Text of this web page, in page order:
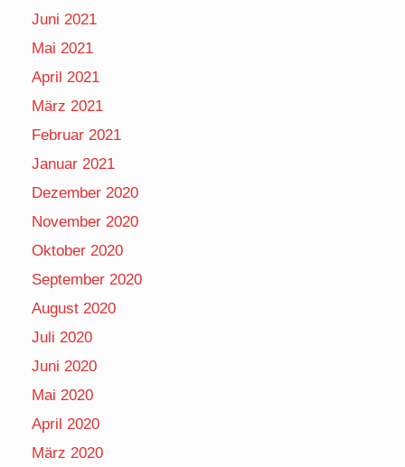
Juni 2021
Mai 2021
April 2021
März 2021
Februar 2021
Januar 2021
Dezember 2020
November 2020
Oktober 2020
September 2020
August 2020
Juli 2020
Juni 2020
Mai 2020
April 2020
März 2020